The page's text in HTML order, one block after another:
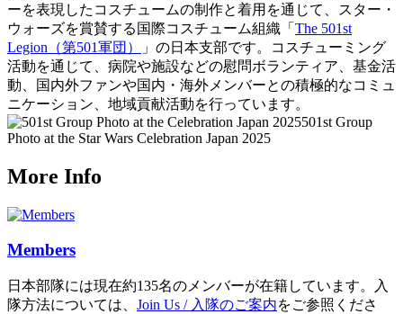
ーを表現したコスチュームの制作と着用を通じて、スター・
ウォーズを賞賛する国際コスチューム組織「 The 501st
Legion（第501軍団）
」の日本支部です。コスチューミング
活動を通じて、病院や施設などの慰問ボランティア、基金活
動、国内外ファンや国内・海外メンバーとの積極的なコミュ
ニケーション、地域貢献活動を行っています。
501st Group
Photo at the Star Wars Celebration Japan 2025
More Info
Members
日本部隊には現在約135名のメンバーが在籍しています。入
隊方法については、 Join Us / 入隊のご案内をご参照くださ